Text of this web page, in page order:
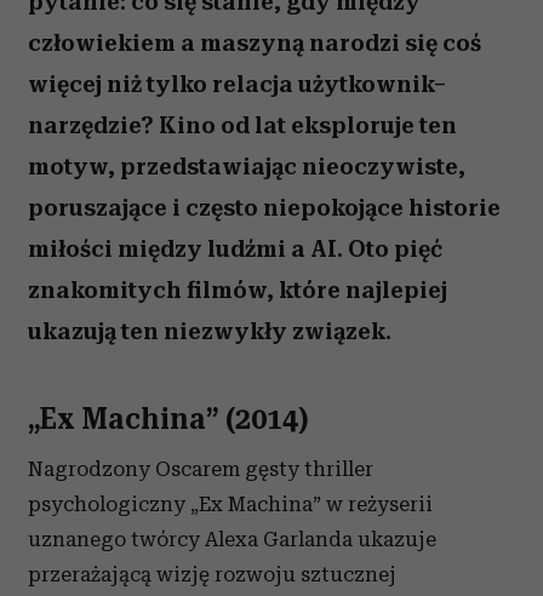
człowiekiem a maszyną narodzi się coś
więcej niż tylko relacja użytkownik–
narzędzie? Kino od lat eksploruje ten
motyw, przedstawiając nieoczywiste,
poruszające i często niepokojące historie
miłości między ludźmi a AI. Oto pięć
znakomitych filmów, które najlepiej
ukazują ten niezwykły związek.
„Ex Machina” (2014)
Nagrodzony Oscarem gęsty thriller
psychologiczny „Ex Machina” w reżyserii
uznanego twórcy Alexa Garlanda ukazuje
przerażającą wizję rozwoju sztucznej